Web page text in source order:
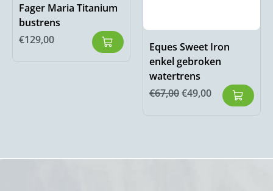
Fager Maria Titanium
bustrens
€129,00
Eques Sweet Iron
enkel gebroken
watertrens
€67,00€49,00